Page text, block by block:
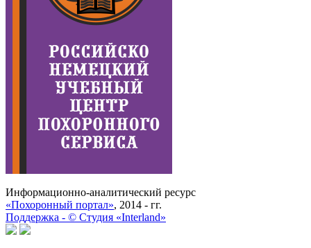
Информационно-аналитический ресурс
«Похоронный портал», 2014 - гг.
Поддержка - © Cтудия «Interland»